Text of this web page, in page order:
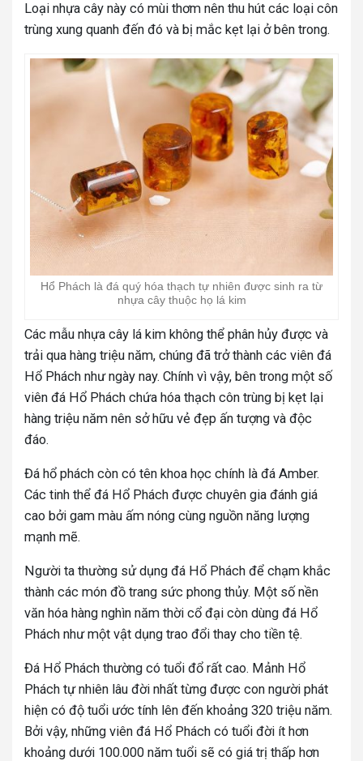
Loại nhựa cây này có mùi thơm nên thu hút các loại côn
trùng xung quanh đến đó và bị mắc kẹt lại ở bên trong.
Hổ Phách là đá quý hóa thạch tự nhiên được sinh ra từ
nhựa cây thuộc họ lá kim
Các mẫu nhựa cây lá kim không thể phân hủy được và
trải qua hàng triệu năm, chúng đã trở thành các viên đá
Hổ Phách như ngày nay. Chính vì vậy, bên trong một số
viên đá Hổ Phách chứa hóa thạch côn trùng bị kẹt lại
hàng triệu năm nên sở hữu vẻ đẹp ấn tượng và độc
đáo.
Đá hổ phách còn có tên khoa học chính là đá Amber.
Các tinh thể đá Hổ Phách được chuyên gia đánh giá
cao bởi gam màu ấm nóng cùng nguồn năng lượng
mạnh mẽ.
Người ta thường sử dụng đá Hổ Phách để chạm khắc
thành các món đồ trang sức phong thủy. Một số nền
văn hóa hàng nghìn năm thời cổ đại còn dùng đá Hổ
Phách như một vật dụng trao đổi thay cho tiền tệ.
Đá Hổ Phách thường có tuổi đổ rất cao. Mảnh Hổ
Phách tự nhiên lâu đời nhất từng được con người phát
hiện có độ tuổi ước tính lên đến khoảng 320 triệu năm.
Bởi vậy, những viên đá Hổ Phách có tuổi đời ít hơn
khoảng dưới 100.000 năm tuổi sẽ có giá trị thấp hơn